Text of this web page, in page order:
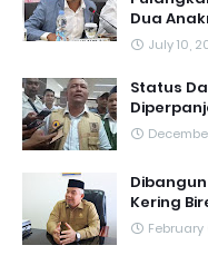
Dua
July 10,
Status
Kering
February